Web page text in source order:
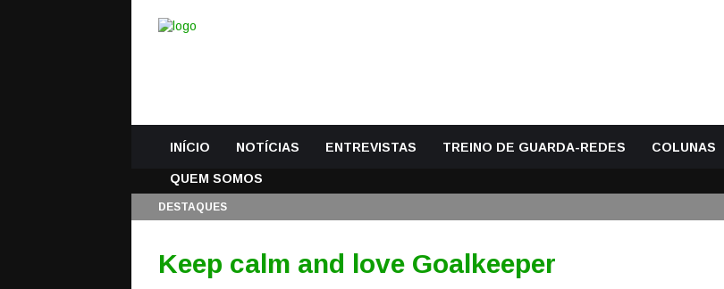
INÍCIO NOTÍCIAS ENTREVISTAS TREINO DE GUARDA-REDES COLUNAS
QUEM SOMOS
DESTAQUES
Keep calm and love Goalkeeper